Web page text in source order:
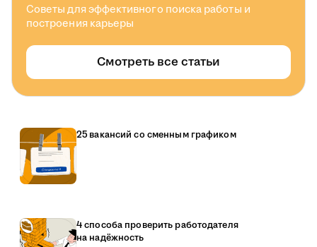
Советы для эффективного поиска работы и
построения карьеры
Смотреть все статьи
25 вакансий со сменным графиком
4 способа проверить работодателя
на надёжность